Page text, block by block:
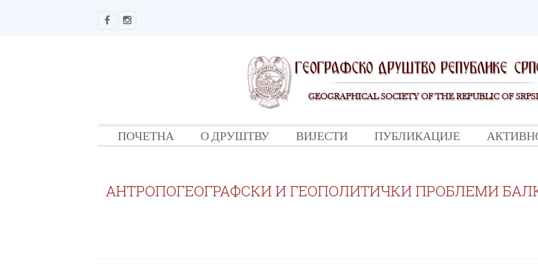
ПОЧЕТНА О ДРУШТВУ ВИЈЕСТИ ПУБЛИКАЦИЈЕ
АНТРОПОГЕОГРАФСКИ И ГЕОПОЛИТИЧКИ ПРОБЛЕМИ